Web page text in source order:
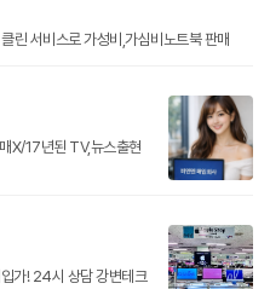
린 서비스로 가성비,가심비노트북 판매
X/17년된 TV,뉴스출현
가! 24시 상담 강변테크